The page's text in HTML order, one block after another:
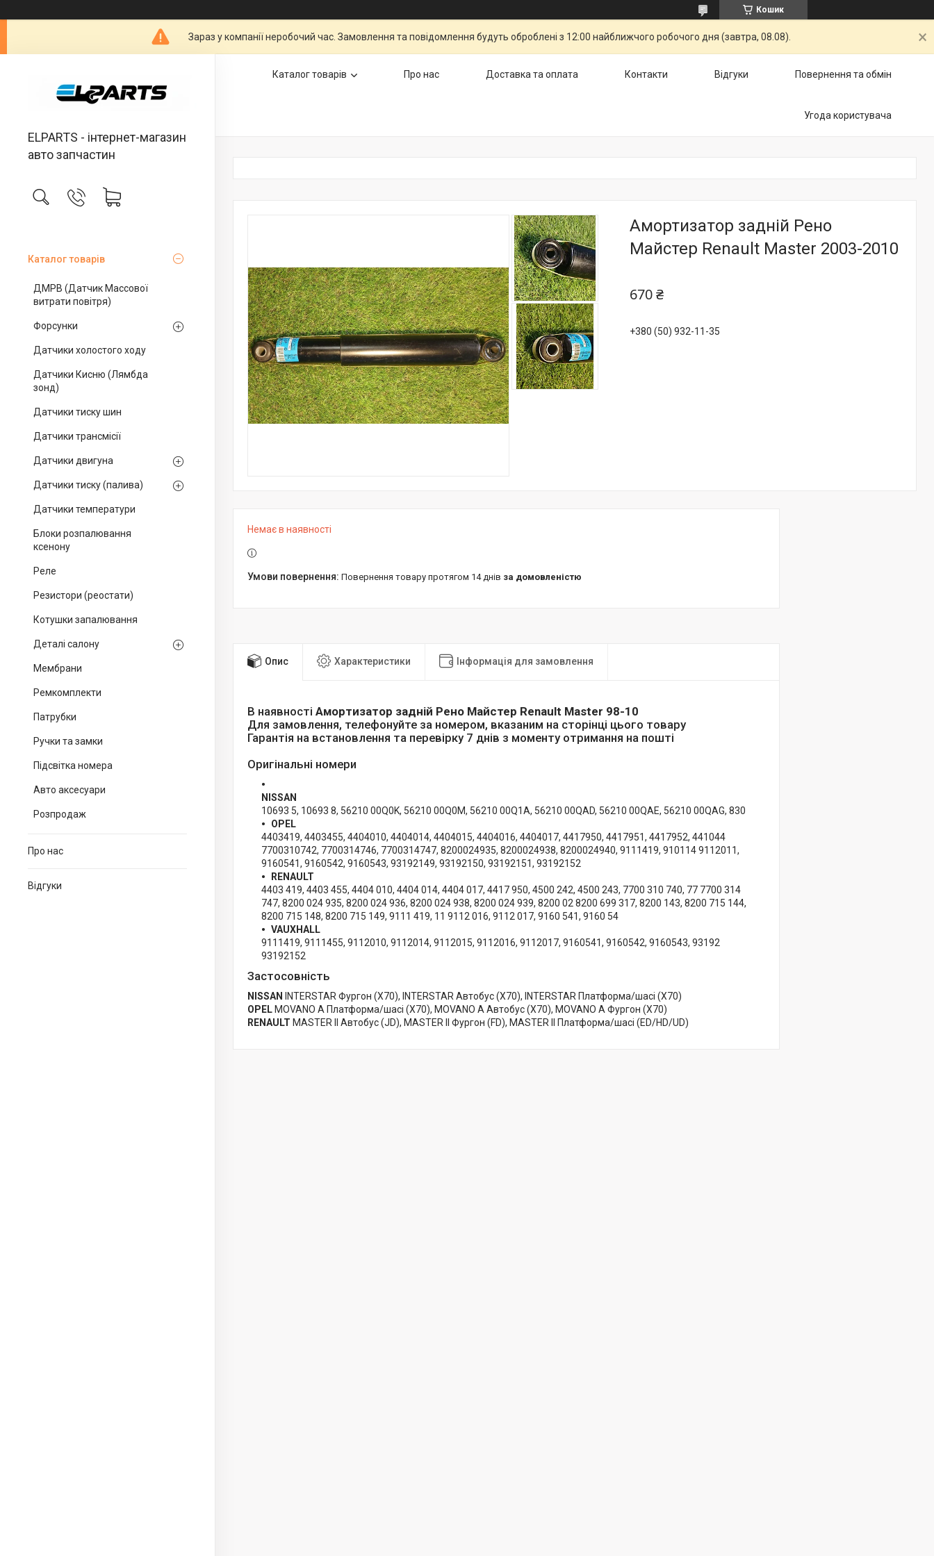
Кошик
Зараз у компанії неробочий час. Замовлення та повідомлення будуть оброблені з 12:00 найближчого робочого дня (завтра, 08.08).
ELPARTS - інтернет-магазин
авто запчастин
Каталог товарів
ДМРВ (Датчик Массової
витрати повітря)
Форсунки
Датчики холостого ходу
Датчики Кисню (Лямбда
зонд)
Датчики тиску шин
Датчики трансмісії
Датчики двигуна
Датчики тиску (палива)
Датчики температури
Блоки розпалювання
ксенону
Реле
Резистори (реостати)
Котушки запалювання
Деталі салону
Мембрани
Ремкомплекти
Патрубки
Ручки та замки
Підсвітка номера
Авто аксесуари
Розпродаж
Про нас
Відгуки
Каталог товарів Про нас Доставка та оплата Контакти Відгуки Повернення та обмін
Угода користувача
Амортизатор задній Рено
Майстер Renault Master 2003-2010
670 ₴
+380 (50) 932-11-35
Немає в наявності
повернення товару протягом 14 днів за домовленістю
Опис Характеристики Інформація для замовлення
В наявності Амортизатор задній Рено Майстер Renault Master 98-10
Для замовлення, телефонуйте за номером, вказаним на сторінці цього товару
Гарантія на встановлення та перевірку 7 днів з моменту отримання на пошті
Оригінальні номери
NISSAN
10693 5, 10693 8, 56210 00Q0K, 56210 00Q0M, 56210 00Q1A, 56210 00QAD, 56210 00QAE, 56210 00QAG, 830
OPEL
4403419, 4403455, 4404010, 4404014, 4404015, 4404016, 4404017, 4417950, 4417951, 4417952, 441044
7700310742, 7700314746, 7700314747, 8200024935, 8200024938, 8200024940, 9111419, 910114 9112011,
9160541, 9160542, 9160543, 93192149, 93192150, 93192151, 93192152
RENAULT
4403 419, 4403 455, 4404 010, 4404 014, 4404 017, 4417 950, 4500 242, 4500 243, 7700 310 740, 77 7700 314
747, 8200 024 935, 8200 024 936, 8200 024 938, 8200 024 939, 8200 02 8200 699 317, 8200 143, 8200 715 144,
8200 715 148, 8200 715 149, 9111 419, 11 9112 016, 9112 017, 9160 541, 9160 54
VAUXHALL
9111419, 9111455, 9112010, 9112014, 9112015, 9112016, 9112017, 9160541, 9160542, 9160543, 93192
93192152
Застосовність
NISSAN
INTERSTAR Фургон (X70), INTERSTAR Автобус (X70), INTERSTAR Платформа/шасі (X70)
OPEL MOVANO A Платформа/шасі (X70), MOVANO A Автобус (X70), MOVANO A Фургон (X70)
RENAULT MASTER II Автобус (JD), MASTER II Фургон (FD), MASTER II Платформа/шасі (ED/HD/UD)